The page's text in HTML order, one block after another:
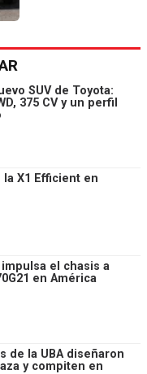
SUV de Toyota:
375 CV y un perfil
la X1 Efficient en
impulsa el chasis a
en América
de la UBA diseñaron
y compiten en